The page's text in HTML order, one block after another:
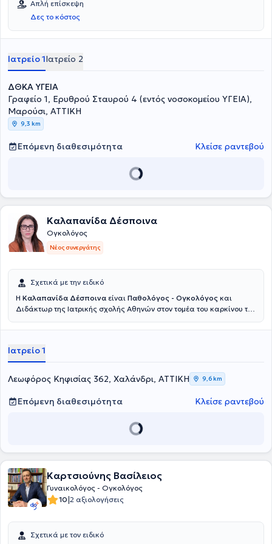
Απλή επίσκεψη
Δες το κόστος
Ιατρείο 1Ιατρείο 2
ΔΘΚΑ ΥΓΕΙΑ
Γραφείο 1, Ερυθρού Σταυρού 4 (εντός νοσοκομείου ΥΓΕΙΑ),
Μαρούσι, ΑΤΤΙΚΗ
9,3 km
Επόμενη διαθεσιμότητα Κλείσε ραντεβού
Καλαπανίδα Δέσποινα
Ογκολόγος
Νέος συνεργάτης
Σχετικά με την ειδικό
Η Καλαπανίδα Δέσποινα είναι Παθολόγος - Ογκολόγος και
Διδάκτωρ της Ιατρικής σχολής Αθηνών στον τομέα του καρκίνου του
είναι να στέκεται ουσιαστικά δίπλα στους ασθενείς με καρκίνο σε
τους ενημέρωση, την εμπιστοσύνη και την ανθρώπινη σχέση ιατρού -
ασθενούς. Διαθέτει σημαντική εμπειρία ως ερευνητής σε μεγάλες
πολυκεντρικές κλινικές μελέτες, γεγονός που της επιτρέπει να
εφαρμόζει σύγχρονες και τεκμηριωμένες θεραπευτικές
προσεγγίσεις. Συνεργάζεται με τα Νοσοκομεία "Υγεία" και
Ευρωκλινική Αθηνών καθώς συμμετέχει και ενεργά στην
Ιατρείο 1
Λεωφόρος Κηφισίας 362, Χαλάνδρι, ΑΤΤΙΚΗ 9,6 km
Επόμενη διαθεσιμότητα Κλείσε ραντεβού
Καρτσιούνης Βασίλειος
Γυναικολόγος - Ογκολόγος
10|2 αξιολογήσεις
Σχετικά με τον ειδικό